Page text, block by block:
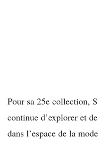
Pour sa 25e collection,
continue d’explorer et
dans l’espace de la